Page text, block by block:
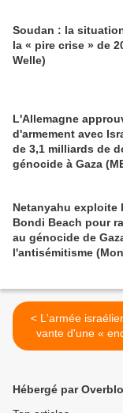
Soudan : la
la « pire crise » de
Welle)
L'Allemagne
d'armement avec
de 3,1 milliards de
génocide à Gaza
Netanyahu exploite
Bondi Beach pour
au génocide de
l'antisémitisme
< L'armée israélienne se
vante d'une «
approfondie » qui
(Common
Hébergé par